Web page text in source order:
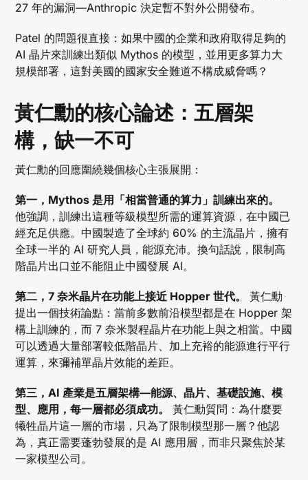
27 年的漏洞—Anthropic 決定暫不對外公開發布。
Patel 的問題很直接：如果中國的企業和政府取得足夠的
AI 晶片來訓練出類似 Mythos 的模型，並用更多算力大
規模部署，這對美國的國家安全難道不構成威脅嗎？
黃仁勳的核心論述：五層架
構，缺一不可
黃仁勳的回應圍繞幾個核心主張展開：
第一，Mythos 是用「相當普通的算力」訓練出來的。
他強調，訓練出這種等級模型所需的運算資源，在中國已
經充足供應。中國製造了全球約 60% 的主流晶片，擁有
全球一半的 AI 研究人員，能源充沛。換句話說，限制高
階晶片出口並不能阻止中國發展 AI。
第二，7 奈米晶片在功能上接近 Hopper 世代。
黃仁勳
提出一個技術論點：當前多數前沿模型都是在 Hopper 架
構上訓練的，而 7 奈米製程晶片在功能上與之相當。中國
可以透過大量部署較低階晶片、加上充裕的能源進行平行
運算，來彌補單晶片效能的差距。
第三，AI 產業是五層架構—能源、晶片、基礎設施、模
型、應用，每一層都必須成功。
黃仁勳質問：為什麼要
犧牲晶片這一層的市場，只為了限制模型那一層？他認
為，真正需要蓬勃發展的是 AI 應用層，而非只聚焦於某
一家模型公司。